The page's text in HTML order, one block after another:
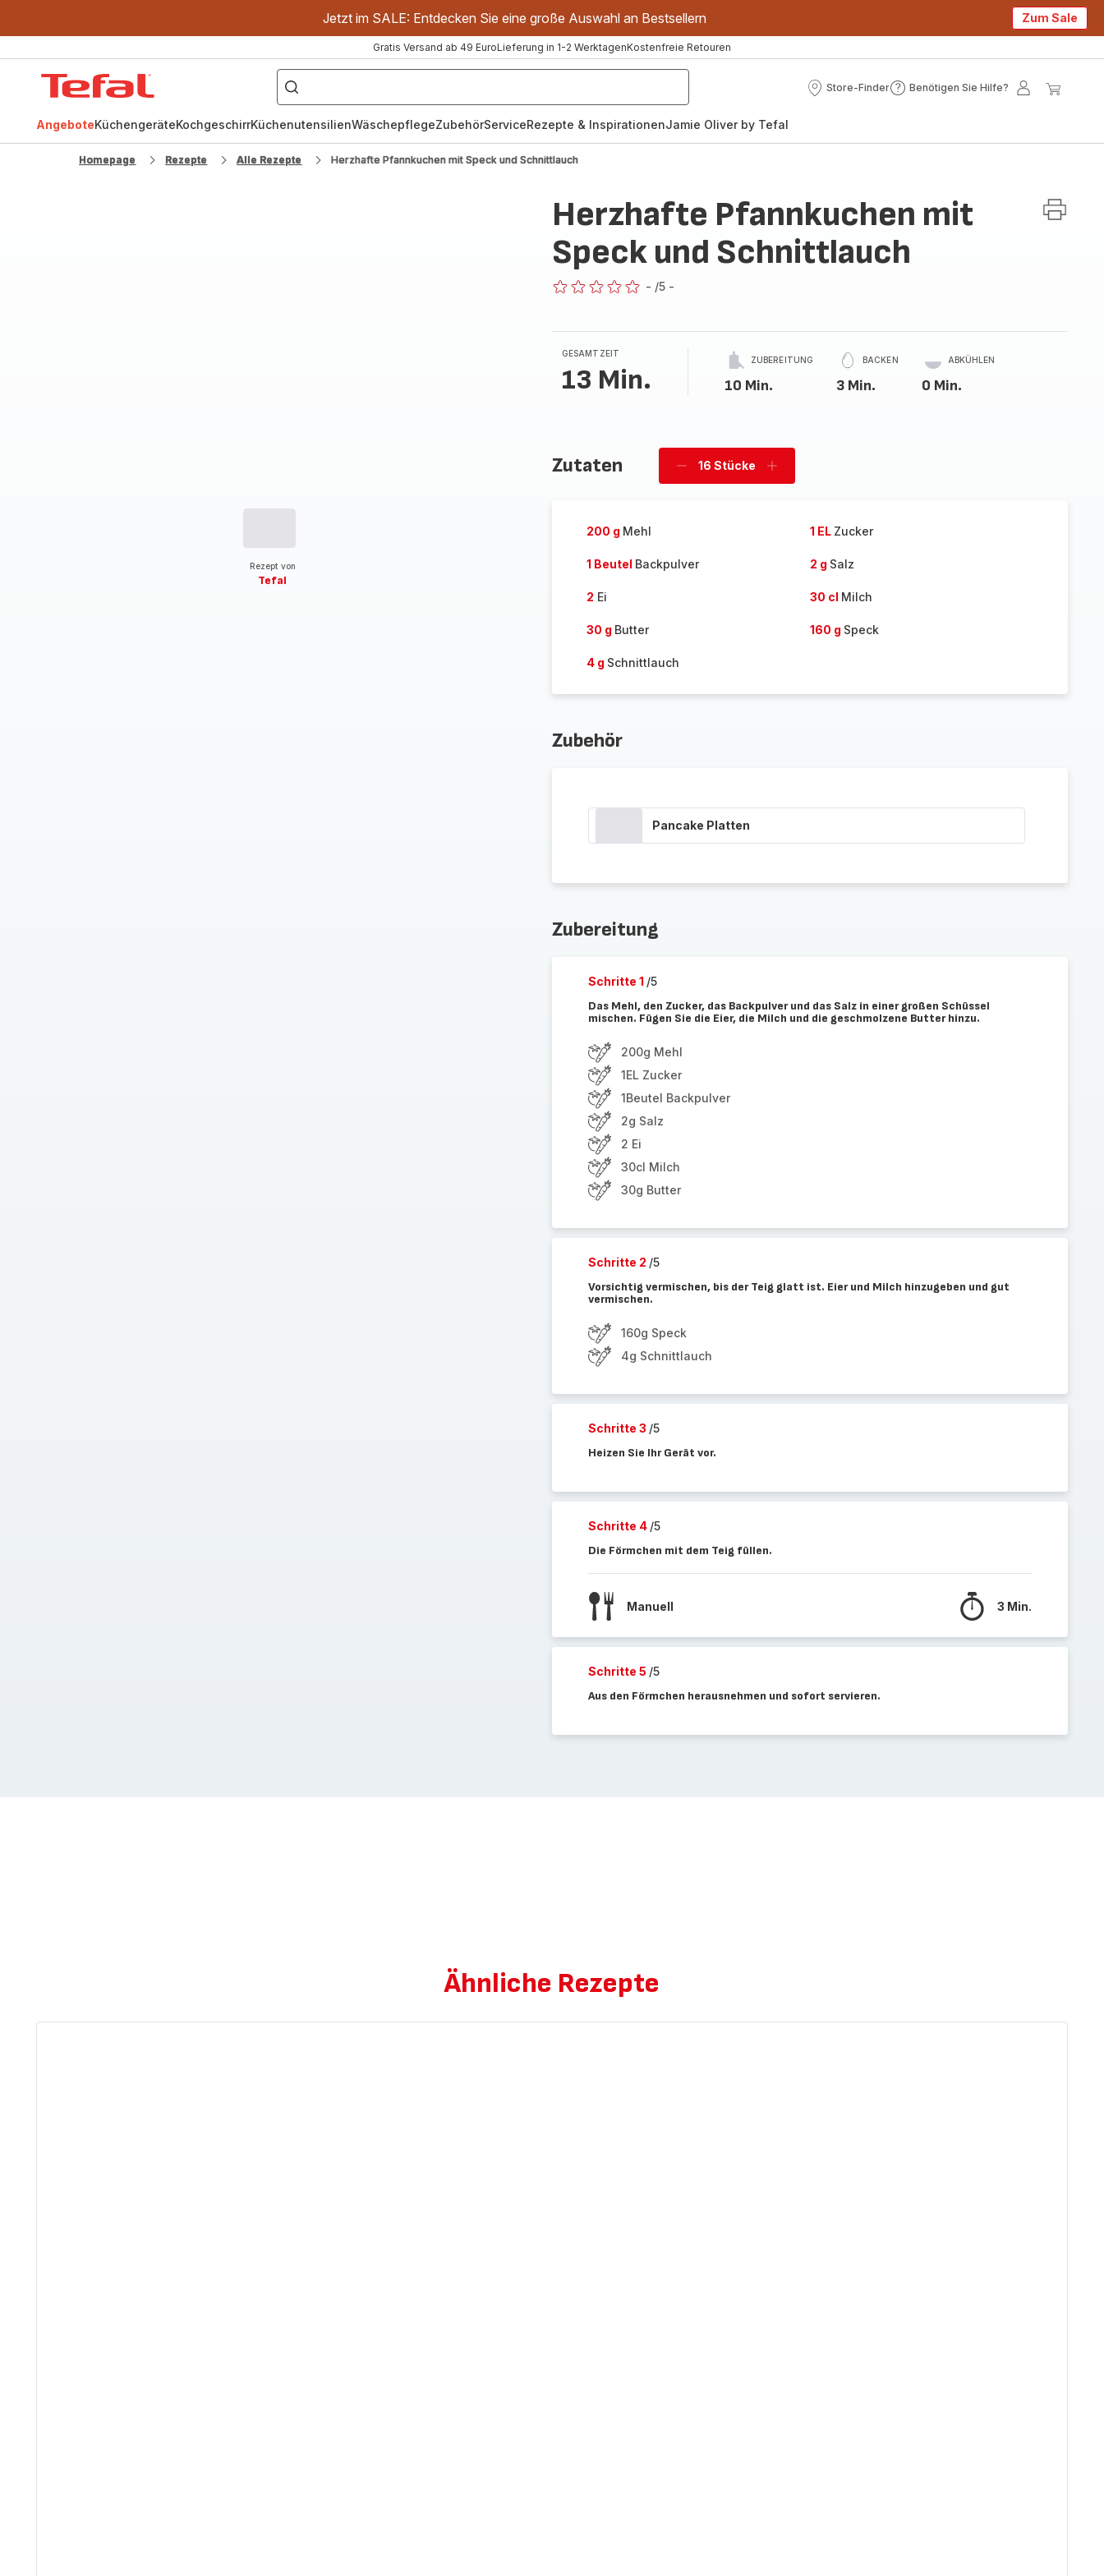
Jetzt im SALE: Entdecken Sie eine große Auswahl an Bestsellern Zum Sale
Gratis Versand ab 49 EuroLieferung in 1-2 WerktagenKostenfreie Retouren
["OptiGrill","Easy
Fry","Pfanne"]
Store-Finder
Store-
Benötigen Sie Hilfe?
Benötigen
Mein
AngeboteKüchengeräteKochgeschirrKüchenutensilienWäschepflegeZubehörServiceRezepte & InspirationenJamie Oliver by Tefal
Homepage Rezepte Alle Rezepte Herzhafte Pfannkuchen mit Speck und Schnittlauch
Rezept von
Tefal
Herzhafte Pfannkuchen mit
Speck und Schnittlauch
- /5 -
GESAMTZEIT
13 Min.
ZUBEREITUNG
10 Min.
BACKEN
3 Min.
ABKÜHLEN
0 Min.
Zutaten
Stücke
16 Stücke
Stücke
200 g Mehl 1 EL Zucker
1 Beutel Backpulver 2 g Salz
2 Ei 30 cl Milch
30 g Butter 160 g Speck
4 g Schnittlauch
Zubehör
Pancake Platten
Zubereitung
Schritte 1 /5
Das Mehl, den Zucker, das Backpulver und das Salz in einer großen Schüssel
mischen. Fügen Sie die Eier, die Milch und die geschmolzene Butter hinzu.
200g Mehl
1EL Zucker
1Beutel Backpulver
2g Salz
2 Ei
30cl Milch
30g Butter
Schritte 2 /5
Vorsichtig vermischen, bis der Teig glatt ist. Eier und Milch hinzugeben und gut
vermischen.
160g Speck
4g Schnittlauch
Schritte 3 /5
Heizen Sie Ihr Gerät vor.
Schritte 4 /5
Die Förmchen mit dem Teig füllen.
Manuell 3 Min.
Schritte 5 /5
Aus den Förmchen herausnehmen und sofort servieren.
Ähnliche Rezepte